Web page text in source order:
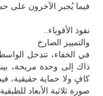
فيما يُجبر الآخرون على
نفوذ الأقوياء..
والتمييز الصارخ
في الخفاء، تتدخل
ذاك إلى وحدة مريحة،
كافٍ ولا حماية حقيقية،
صورة ثلاثية الأبعاد للطبقية.